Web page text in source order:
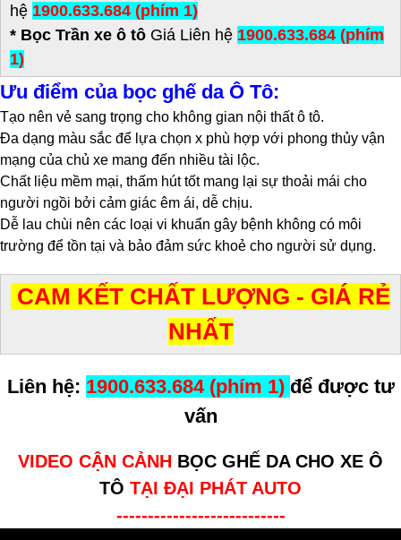
hệ 1900.633.684 (phím 1)
* Bọc Trần xe ô tô Giá Liên hệ 1900.633.684 (phím
1)
Ưu điểm của bọc ghế da Ô Tô:
Tạo nên vẻ sang trọng cho không gian nội thất ô tô.
Đa dạng màu sắc để lựa chọn x phù hợp với phong thủy vận
mạng của chủ xe mang đến nhiều tài lộc.
Chất liệu mềm mại, thấm hút tốt mang lại sự thoải mái cho
người ngồi bởi cảm giác êm ái, dễ chịu.
Dễ lau chùi nên các loại vi khuẩn gây bệnh không có môi
trường để tồn tại và bảo đảm sức khoẻ cho người sử dụng.
CAM KẾT CHẤT LƯỢNG - GIÁ RẺ
NHẤT
Liên hệ: 1900.633.684 (phím 1) để được tư
vấn
VIDEO CẬN CẢNH BỌC GHẾ DA CHO XE Ô
TÔ TẠI ĐẠI PHÁT AUTO
---------------------------